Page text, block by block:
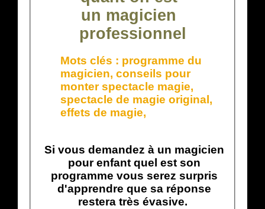
un magicien
professionnel
Mots clés : programme du
magicien, conseils pour
monter spectacle magie,
spectacle de magie original ,
effets de magie,
Si vous demandez à un magicien
pour enfant quel est son
programme vous serez surpris
d'apprendre que sa réponse
restera très évasive.